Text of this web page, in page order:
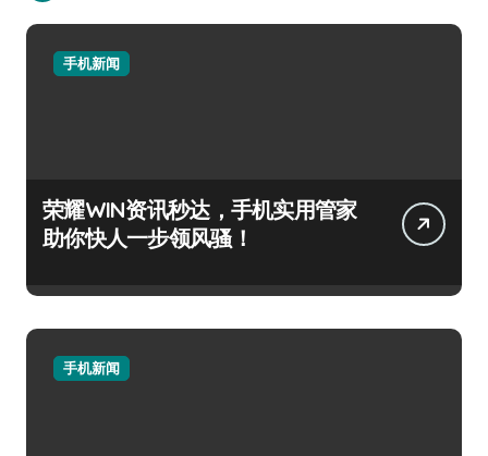
手机新闻
荣耀WIN资讯秒达，手机实用管家
助你快人一步领风骚！
手机新闻